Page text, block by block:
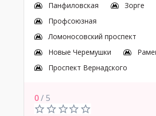
Панфиловская
Зорге
Профсоюзная
Ломоносовский проспект
Новые Черемушки
Проспект Вернадского
0/ 5